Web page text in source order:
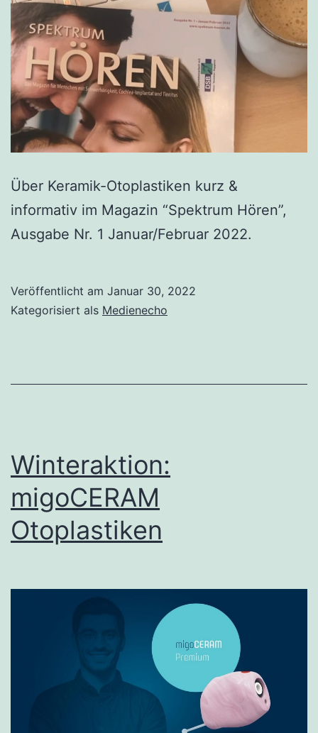
Über Keramik-Otoplastiken kurz &
informativ im Magazin “Spektrum Hören”,
Ausgabe Nr. 1 Januar/Februar 2022.
Veröffentlicht am Januar 30, 2022
Kategorisiert als Medienecho
Winteraktion:
migoCERAM
Otoplastiken